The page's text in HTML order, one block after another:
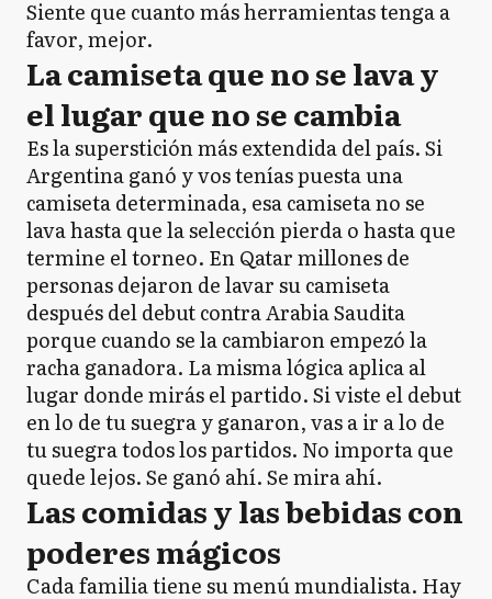
Siente que cuanto más herramientas tenga a
favor, mejor.
La camiseta que no se lava y
el lugar que no se cambia
Es la superstición más extendida del país. Si
Argentina ganó y vos tenías puesta una
camiseta determinada, esa camiseta no se
lava hasta que la selección pierda o hasta que
termine el torneo. En Qatar millones de
personas dejaron de lavar su camiseta
después del debut contra Arabia Saudita
porque cuando se la cambiaron empezó la
racha ganadora. La misma lógica aplica al
lugar donde mirás el partido. Si viste el debut
en lo de tu suegra y ganaron, vas a ir a lo de
tu suegra todos los partidos. No importa que
quede lejos. Se ganó ahí. Se mira ahí.
Las comidas y las bebidas con
poderes mágicos
Cada familia tiene su menú mundialista. Hay